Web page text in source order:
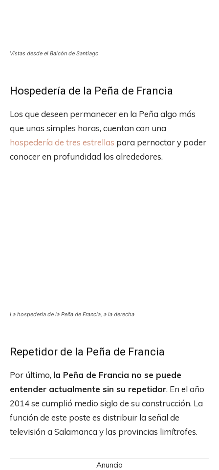
Vistas desde el Balcón de Santiago
Hospedería de la Peña de Francia
Los que deseen permanecer en la Peña algo más
que unas simples horas, cuentan con una
hospedería de tres estrellas para pernoctar y poder
conocer en profundidad los alrededores.
La hospedería de la Peña de Francia, a la derecha
Repetidor de la Peña de Francia
Por último, la Peña de Francia no se puede
entender actualmente sin su repetidor. En el año
2014 se cumplió medio siglo de su construcción. La
función de este poste es distribuir la señal de
televisión a Salamanca y las provincias limítrofes.
Anuncio